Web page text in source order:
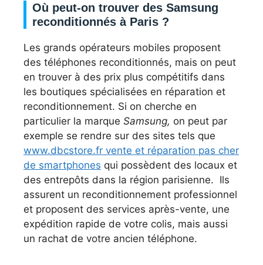
Où peut-on trouver des Samsung
reconditionnés à Paris ?
Les grands opérateurs mobiles proposent
des téléphones reconditionnés, mais on peut
en trouver à des prix plus compétitifs dans
les boutiques spécialisées en réparation et
reconditionnement. Si on cherche en
particulier la marque Samsung, on peut par
exemple se rendre sur des sites tels que
www.dbcstore.fr vente et réparation pas cher
de smartphones qui possèdent des locaux et
des entrepôts dans la région parisienne. Ils
assurent un reconditionnement professionnel
et proposent des services après-vente, une
expédition rapide de votre colis, mais aussi
un rachat de votre ancien téléphone.